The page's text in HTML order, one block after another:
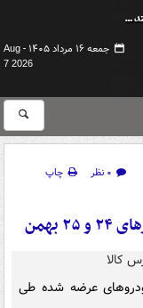
جمعه ۱۶ مرداد ۱۴۰۵ -
Aug
7 2026
۰ نظر
چاپ
عرضه شده طی